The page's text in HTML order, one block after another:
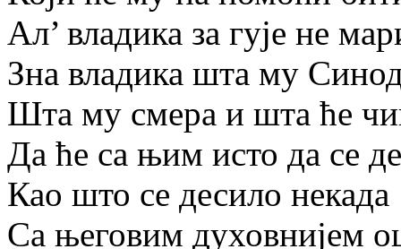
Ал’ владика за гује не
Зна владика шта му
Шта му смера и шта ће
Да ће са њим исто да се
Као што се десило некада
Са његовим духовнијем